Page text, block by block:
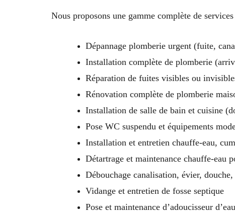
Nous proposons une gamme complète de
Dépannage plomberie urgent (fuite,
Installation complète de plomberie
Réparation de fuites visibles ou
Rénovation complète de plomberie
Installation de salle de bain et cuisine
Pose WC suspendu et équipements
Installation et entretien chauffe-eau,
Détartrage et maintenance chauffe-eau
Débouchage canalisation, évier,
Vidange et entretien de fosse septique
Pose et maintenance d’adoucisseur d’eau